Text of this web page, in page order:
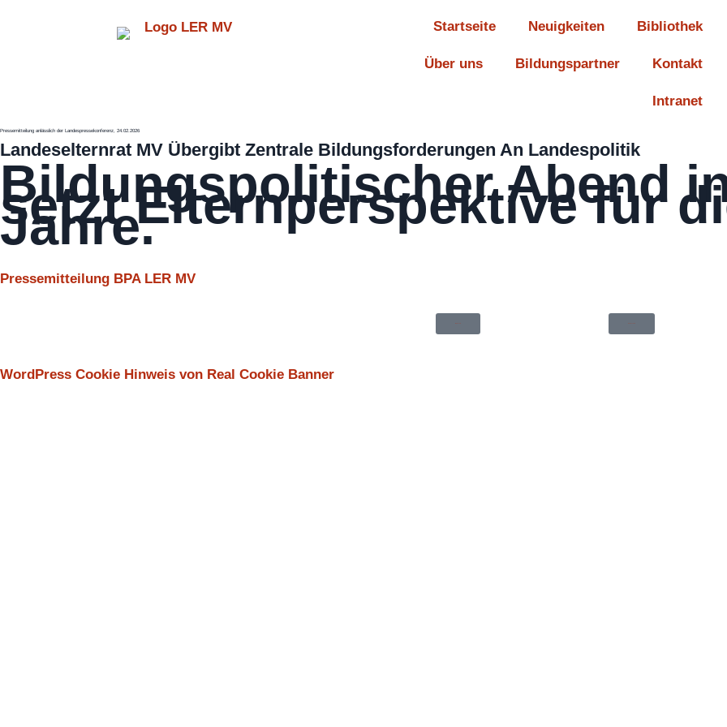
Startseite Neuigkeiten Bibliothek
Über uns Bildungspartner Kontakt
Intranet
Pressemitteilung anlässlich der Landespressekonferenz, 24.02.2026
Landeselternrat MV Übergibt Zentrale Bildungsforderungen An Landespolitik
Bildungspolitischer Abend
setzt Elternperspektive für
Jahre.
Pressemitteilung BPA LER MV
WordPress Cookie Hinweis von Real Cookie Banner